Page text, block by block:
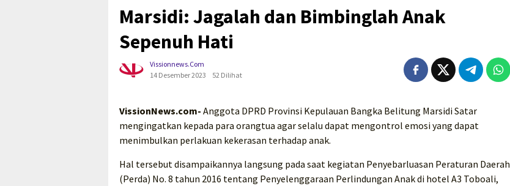
Marsidi: Jagalah dan Bimbinglah Anak
Sepenuh Hati
Vissionnews.com
14 Desember 2023
52 Dilihat
VissionNews.com- Anggota DPRD Provinsi Kepulauan Bangka Belitung Marsidi Satar
mengingatkan kepada para orangtua agar selalu dapat mengontrol emosi yang dapat
menimbulkan perlakuan kekerasan terhadap anak.
Hal tersebut disampaikannya langsung pada saat kegiatan Penyebarluasan Peraturan Daerah
(Perda) No. 8 tahun 2016 tentang Penyelenggaraan Perlindungan Anak di hotel A3 Toboali,